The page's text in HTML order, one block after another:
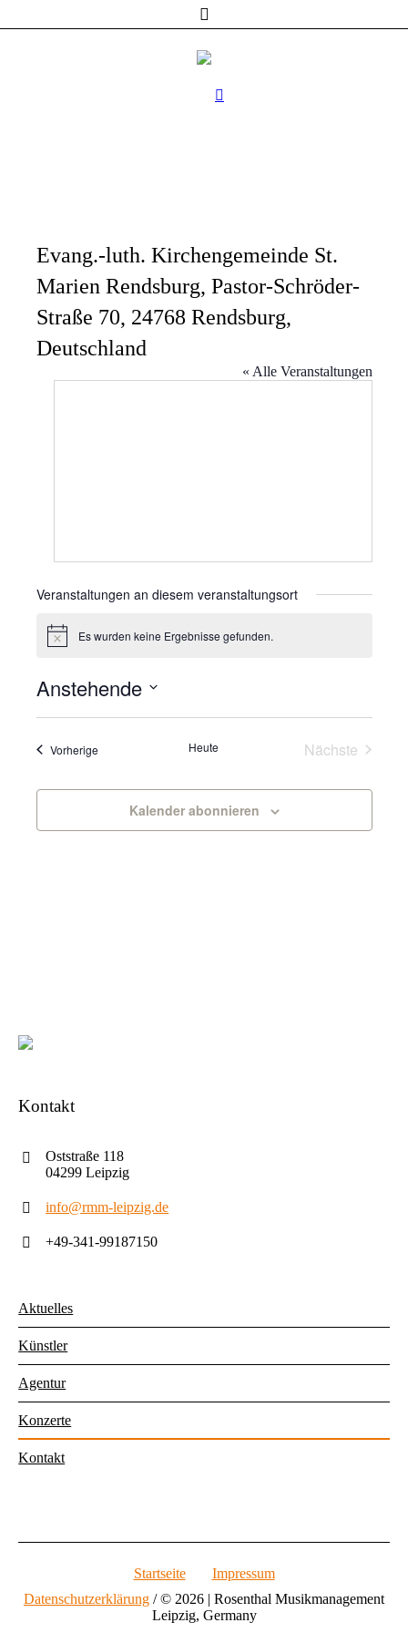
Evang.-luth. Kirchengemeinde St.
Marien Rendsburg, Pastor-Schröder-
Straße 70, 24768 Rendsburg,
Deutschland
« Alle Veranstaltungen
Veranstaltungen an diesem veranstaltungsort
HinweisEs wurden keine Ergebnisse gefunden.
Anstehende
VorherigeVeranstaltungen Heute Nächste
Kalender abonnieren
Kontakt
Oststraße 118
04299 Leipzig
info@rmm-leipzig.de
+49-341-99187150
Aktuelles
Künstler
Agentur
Konzerte
Kontakt
Startseite
Impressum
Datenschutzerklärung / © 2026 | Rosenthal Musikmanagement
Leipzig, Germany